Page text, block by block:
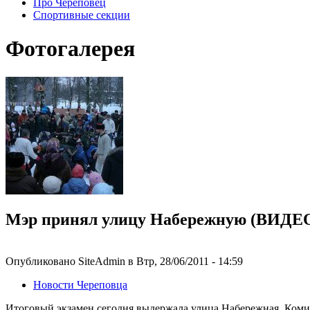
Спортивные секции
Фотогалерея
Мэр принял улицу Набережную
Опубликовано SiteAdmin в Втр, 28/06/2011 - 14:59
Новости Череповца